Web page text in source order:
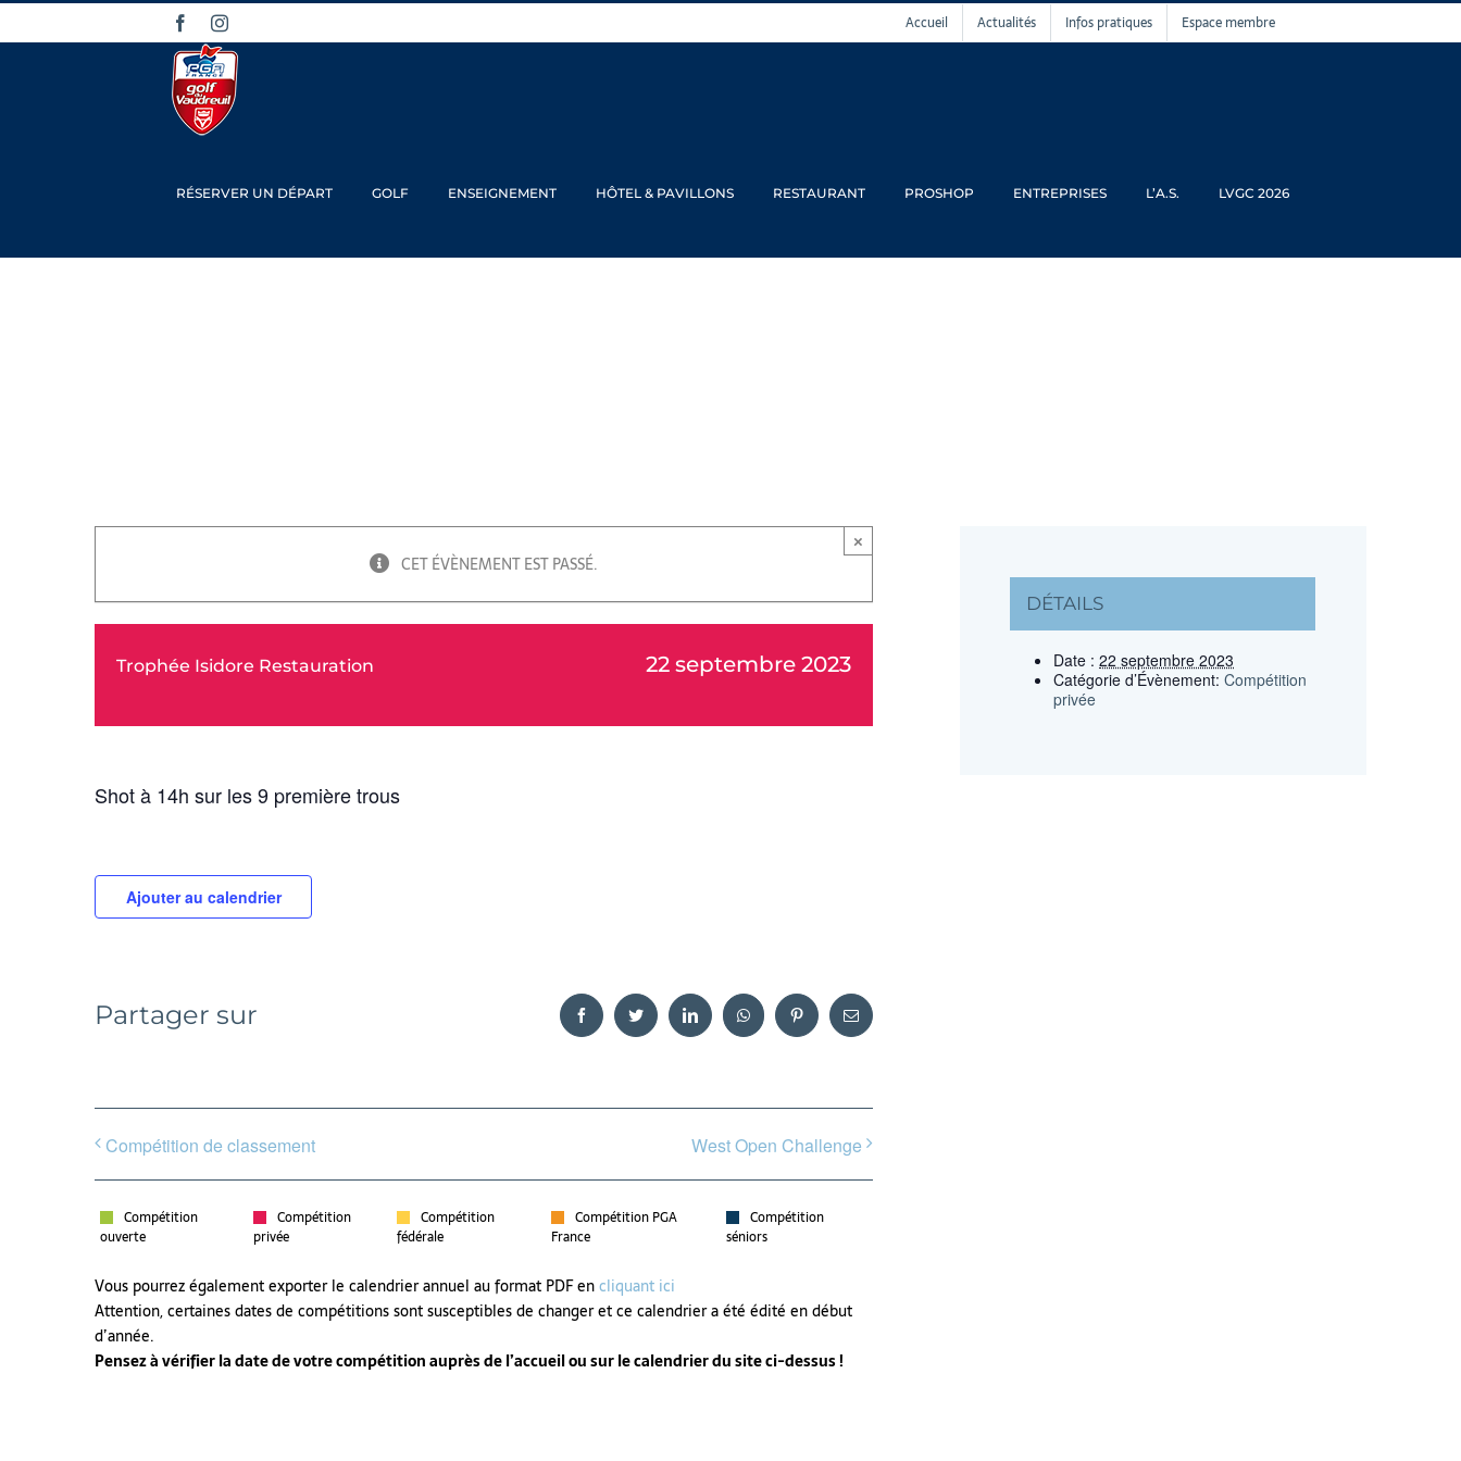
Passer
contenu
FacebookInstagram Accueil Actualités Infos pratiques Espace membre
RÉSERVER UN DÉPART GOLF ENSEIGNEMENT HÔTEL & PAVILLONS RESTAURANT PROSHOP ENTREPRISES L’A.S. LVGC 2026
×
CET ÉVÈNEMENT EST PASSÉ.
Trophée Isidore Restauration 22 septembre 2023
Shot à 14h sur les 9 première trous
Ajouter au calendrier
Partager sur FacebookTwitter LinkedInWhatsAppPinterestEmail
Compétition de classement West Open Challenge
Compétition
ouverte
Compétition
privée
Compétition
fédérale
Compétition PGA
France
Compétition
séniors
Vous pourrez également exporter le calendrier annuel au format PDF encliquant ici
Attention, certaines dates de compétitions sont susceptibles de changer et ce calendrier a été édité en début
d’année.
Pensez à vérifier la date de votre compétition auprès de l’accueil ou sur le calendrier du site ci-dessus !
DÉTAILS
Date : 22 septembre 2023
Catégorie d’Évènement: Compétition
privée